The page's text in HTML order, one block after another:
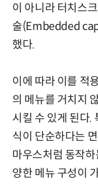
이 아니라 터치스
술(Embedded
했다.
이에 따라 이를 적
의 메뉴를 거치지
시킬 수 있게 된다.
식이 단순하다는
마우스처럼 동작
양한 메뉴 구성이